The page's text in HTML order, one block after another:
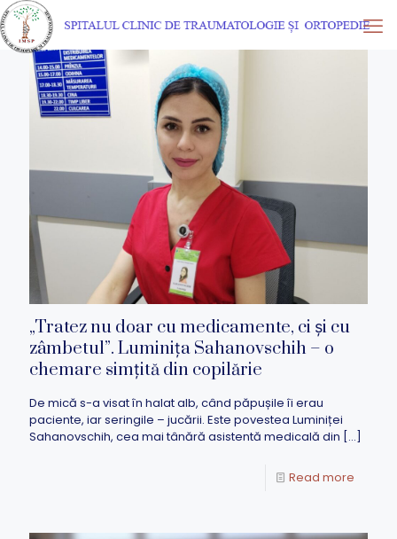
„Tratez nu doar cu medicamente, ci și cu
zâmbetul”. Luminița Sahanovschih – o
chemare simțită din copilărie
De mică s-a visat în halat alb, când păpușile îi erau
paciente, iar seringile – jucării. Este povestea Luminiței
Sahanovschih, cea mai tânără asistentă medicală din […]
Read more